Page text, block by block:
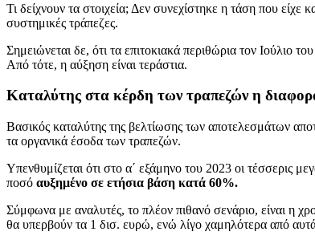
Τι δείχνουν τα στοιχεία; Δεν συνεχίστηκε η τάση που είχε
συστημικές τράπεζες.
Σημειώνεται δε, ότι τα επιτοκιακά περιθώρια τον Ιούλιο
Από τότε, η αύξηση είναι τεράστια.
Καταλύτης στα κέρδη των τραπεζών η
Βασικός καταλύτης της βελτίωσης των αποτελεσμάτων
τα οργανικά έσοδα των τραπεζών.
Υπενθυμίζεται ότι στο α΄ εξάμηνο του 2023 οι τέσσερις
ποσό αυξημένο σε ετήσια βάση κατά 60%.
Σύμφωνα με αναλυτές, το πλέον πιθανό σενάριο, είναι η
θα υπερβούν τα 1 δισ. ευρώ, ενώ λίγο χαμηλότερα από